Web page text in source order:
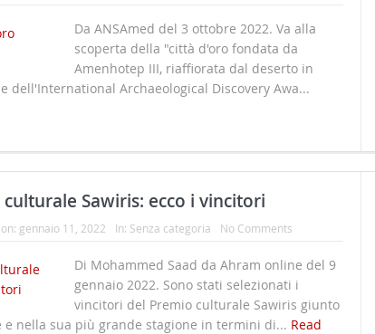
Da ANSAmed del 3 ottobre 2022. Va alla
scoperta della "città d'oro fondata da
Amenhotep III, riaffiorata dal deserto in
dell'International Archaeological Discovery Awa...
Sawiris: ecco i vincitori
on: gennaio 11, 2022 In: Senza categoria No Comments
Di Mohammed Saad da Ahram online del 9
gennaio 2022. Sono stati selezionati i
vincitori del Premio culturale Sawiris giunto
e nella sua più grande stagione in termini di... Read